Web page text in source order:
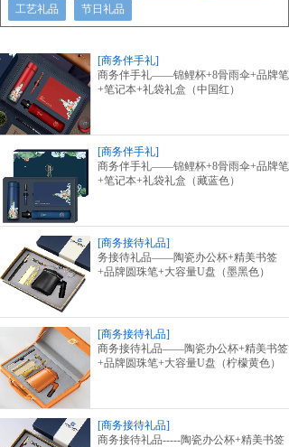
工艺礼品 节日礼品
[商务伴手礼]
商务伴手礼——锦鲤杯+8骨雨伞+品牌笔
+笔记本+礼袋礼盒（中国红）
[商务伴手礼]
商务伴手礼——锦鲤杯+8骨雨伞+品牌笔
+笔记本+礼袋礼盒（藏蓝色）
[商务接待礼品]
务接待礼品——陶瓷办公杯+精美书签
+品牌圆珠笔+大容量U盘（墨黑色）
[商务接待礼品]
商务接待礼品——陶瓷办公杯+精美书签
+品牌圆珠笔+大容量U盘（柠檬黄色）
[商务接待礼品]
商务接待礼品-----陶瓷办公杯+精美书签